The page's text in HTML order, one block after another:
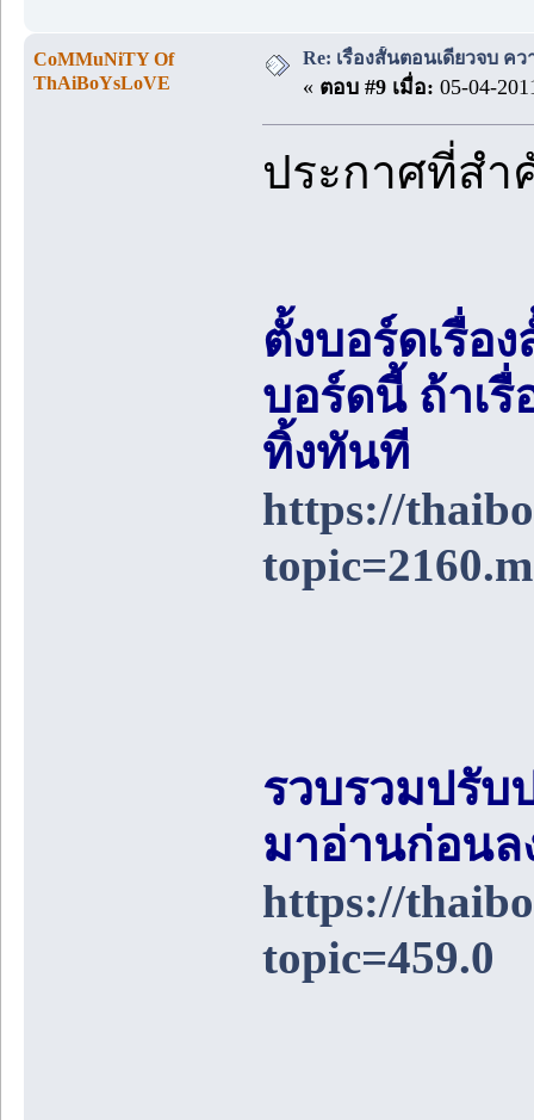
CoMMuNiTY Of
ThAiBoYsLoVE
Re: เรื่องสั้นตอนเดียวจบ ค
« ตอบ #9 เมื่อ: 05-04-
ประกาศที่ส
ตั้งบอร์ดเรื่อ
บอร์ดนี้ ถ้าเ
ทิ้งทันที
https://
รวบรวมปรับ
มาอ่านก่อน
https://
topic=459.0